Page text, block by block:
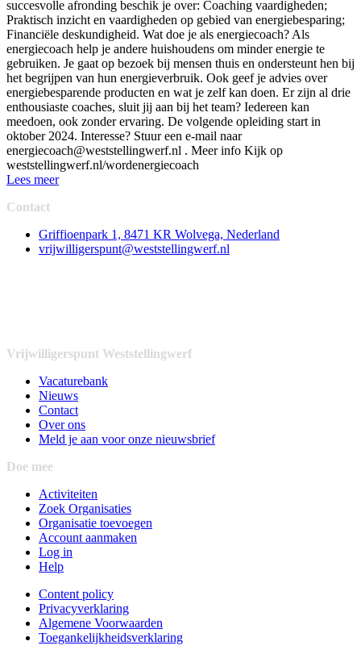
succesvolle afronding beschik je over: Coaching vaardigheden;
Praktisch inzicht en vaardigheden op gebied van energiebesparing;
Financiële deskundigheid. Wat doe je als energiecoach? Als
energiecoach help je andere huishoudens om minder energie te
gebruiken. Je gaat op bezoek bij mensen thuis en ondersteunt hen bij
het begrijpen van hun energieverbruik. Ook geef je advies over
energiebesparende producten en wat je zelf kan doen. Er zijn al drie
enthousiaste coaches, sluit jij aan bij het team? Iedereen kan
meedoen, ook zonder ervaring. De volgende opleiding start in
oktober 2024. Interesse? Stuur een e-mail naar
energiecoach@weststellingwerf.nl . Meer info Kijk op
weststellingwerf.nl/wordenergiecoach
Lees meer
Contact
Griffioenpark 1, 8471 KR Wolvega, Nederland
vrijwilligerspunt@weststellingwerf.nl
Vrijwilligerspunt Weststellingwerf
Vacaturebank
Nieuws
Contact
Over ons
Meld je aan voor onze nieuwsbrief
Doe mee
Activiteiten
Zoek Organisaties
Organisatie toevoegen
Account aanmaken
Log in
Help
Content policy
Privacyverklaring
Algemene Voorwaarden
Toegankelijkheidsverklaring